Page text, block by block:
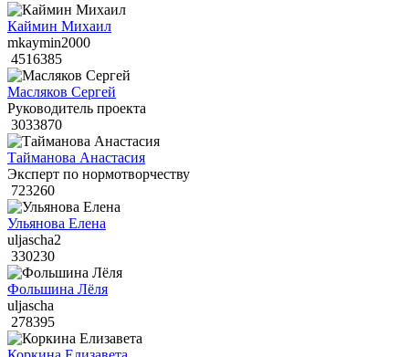
Каймин Михаил
mkaymin2000
4516385
Масляков Сергей
Руководитель проекта
3033870
Тайманова Анастасия
Эксперт по нормотворчеству
723260
Ульянова Елена
uljascha2
330230
Фольшина Лёля
uljascha
278395